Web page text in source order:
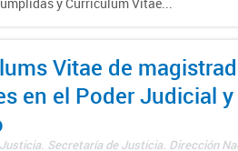
Vitae de
en el Poder Judicial
Secretaría de Justicia. Dirección